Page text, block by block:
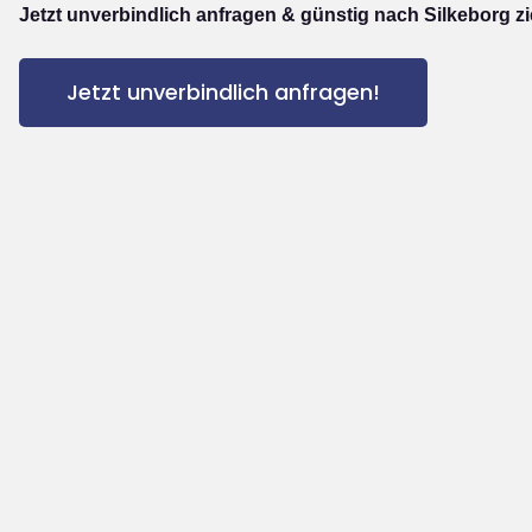
Jetzt unverbindlich anfragen & günstig nach Silkeborg
Jetzt unverbindlich anfragen!